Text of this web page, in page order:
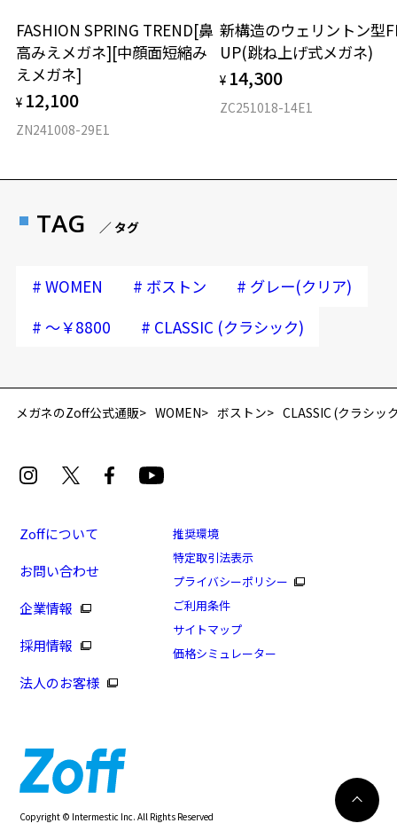
再入荷お知らせメールのお申し込み
[アウトレット価格]甘く可愛い印象のボストンフレー
ム/SWEET(アウトレット店舗限定商品)
商品番号：ZN251004-11A1/フレームカラー：グレー(ク
リア)/単価：￥5,550
※商品が再入荷された際にメールでお知らせします。
※本サービスは商品の購入をお約束するものではありません。
※ご希望の商品が再入荷しない場合もございますので予めご了承ください。
※「再入荷お知らせメール」はZoffオンラインストアで取り扱っている商品が対象
となります。
再入荷のお知らせ
FASHION SPRING TREND[鼻
高みえメガネ][中顔面短縮み
えメガネ]
¥ 12,100
ZN241008-29E1
新構造のウェリントン型
UP(跳ね上げ式メガネ)
¥ 14,300
ZC251018-14E1
TAG ／ タグ
# WOMEN # ボストン # グレー(クリア)
# ～￥8800 # CLASSIC (クラシック)
メガネのZoff公式通販 WOMEN ボストン CLASSIC (クラシッ
Zoffについて
お問い合わせ
企業情報
採用情報
法人のお客様
推奨環境
特定取引法表示
プライバシーポリシー
ご利用条件
サイトマップ
価格シミュレーター
Copyright © Intermestic Inc. All Rights Reserved